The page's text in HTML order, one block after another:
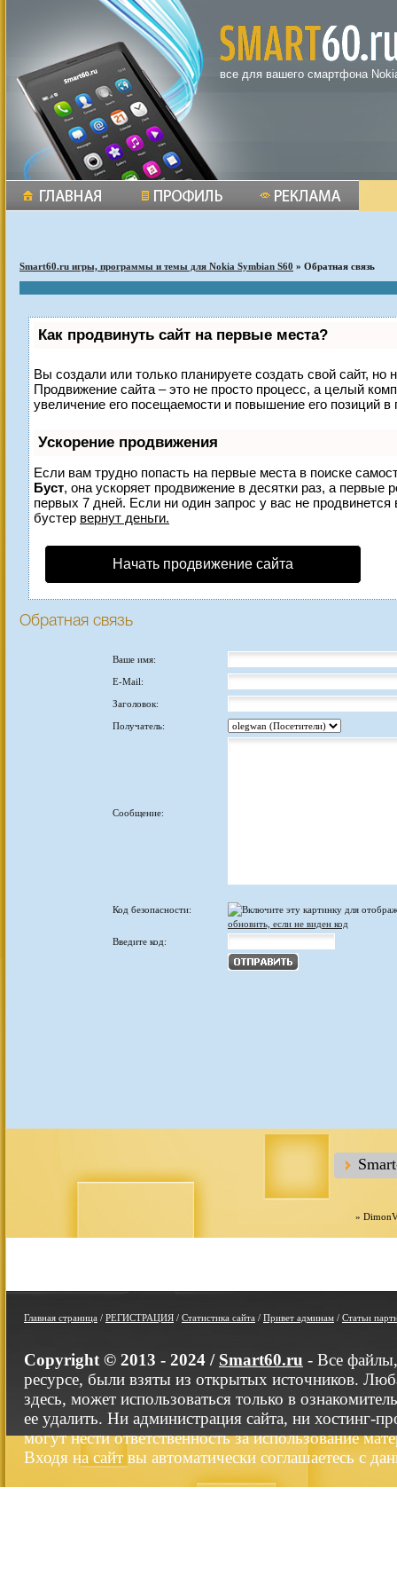
все для вашего смартфона
Smart60.ru игры, программы и темы для Nokia Symbian S60 » Обратная связь
Как продвинуть сайт на первые места?
Вы создали или только планируете создать свой сайт, но
Продвижение сайта – это не просто процесс, а целый
увеличение его посещаемости и повышение его позиций в
Ускорение продвижения
Если вам трудно попасть на первые места в поиске
Буст, она ускоряет продвижение в десятки раз, а первые
первых 7 дней. Если ни один запрос у вас не
бустер вернут деньги.
Начать продвижение сайта
Обратная связь
Ваше имя:
E-Mail:
Заголовок:
Получатель:
Сообщение:
Код безопасности:
обновить, если не виден код
Введите код:
»
Главная страница / РЕГИСТРАЦИЯ / Статистика сайта / Привет админам / Статьи
Copyright © 2013 - 2024 / Smart60.ru - Все
ресурсе, были взяты из открытых источников.
здесь, может использоваться только в
ее удалить. Ни администрация сайта, ни хостинг-
могут нести ответственность за использование
Входя на сайт вы автоматически соглашаетесь с